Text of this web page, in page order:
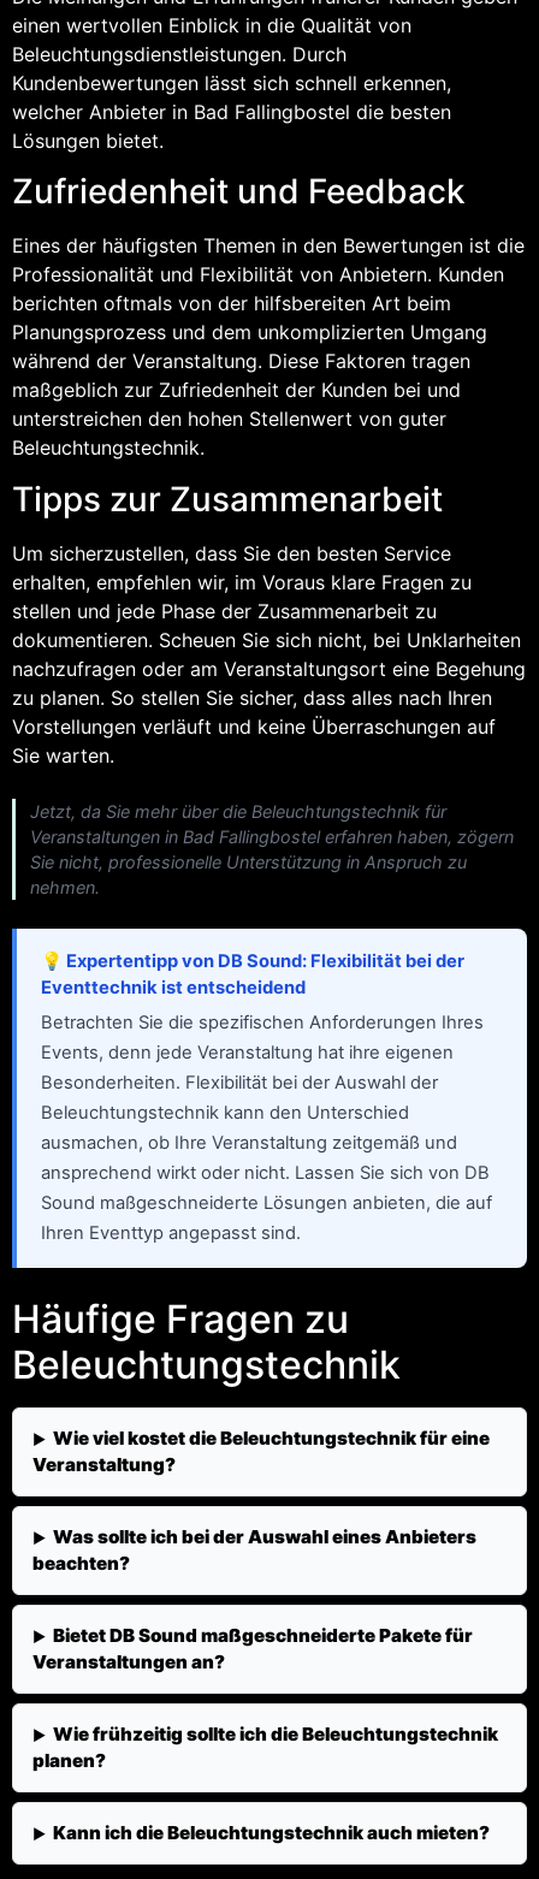
einen wertvollen Einblick in die Qualität von
Beleuchtungsdienstleistungen. Durch
Kundenbewertungen lässt sich schnell erkennen,
welcher Anbieter in Bad Fallingbostel die besten
Lösungen bietet.
Zufriedenheit und Feedback
Eines der häufigsten Themen in den Bewertungen ist die
Professionalität und Flexibilität von Anbietern. Kunden
berichten oftmals von der hilfsbereiten Art beim
Planungsprozess und dem unkomplizierten Umgang
während der Veranstaltung. Diese Faktoren tragen
maßgeblich zur Zufriedenheit der Kunden bei und
unterstreichen den hohen Stellenwert von guter
Beleuchtungstechnik.
Tipps zur Zusammenarbeit
Um sicherzustellen, dass Sie den besten Service
erhalten, empfehlen wir, im Voraus klare Fragen zu
stellen und jede Phase der Zusammenarbeit zu
dokumentieren. Scheuen Sie sich nicht, bei Unklarheiten
nachzufragen oder am Veranstaltungsort eine Begehung
zu planen. So stellen Sie sicher, dass alles nach Ihren
Vorstellungen verläuft und keine Überraschungen auf
Sie warten.
Jetzt, da Sie mehr über die Beleuchtungstechnik für
Veranstaltungen in Bad Fallingbostel erfahren haben, zögern
Sie nicht, professionelle Unterstützung in Anspruch zu
nehmen.
💡 Expertentipp von DB Sound: Flexibilität bei der
Eventtechnik ist entscheidend
Betrachten Sie die spezifischen Anforderungen Ihres
Events, denn jede Veranstaltung hat ihre eigenen
Besonderheiten. Flexibilität bei der Auswahl der
Beleuchtungstechnik kann den Unterschied
ausmachen, ob Ihre Veranstaltung zeitgemäß und
ansprechend wirkt oder nicht. Lassen Sie sich von DB
Sound maßgeschneiderte Lösungen anbieten, die auf
Ihren Eventtyp angepasst sind.
Häufige Fragen zu
Beleuchtungstechnik
Wie viel kostet die Beleuchtungstechnik für eine
Veranstaltung?
Was sollte ich bei der Auswahl eines Anbieters
beachten?
Bietet DB Sound maßgeschneiderte Pakete für
Veranstaltungen an?
Wie frühzeitig sollte ich die Beleuchtungstechnik
planen?
Kann ich die Beleuchtungstechnik auch mieten?